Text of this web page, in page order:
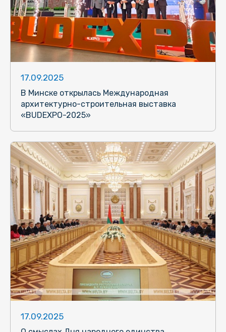
17.09.2025
В Минске открылась Международная
архитектурно-строительная выставка
«BUDEXPO-2025»
17.09.2025